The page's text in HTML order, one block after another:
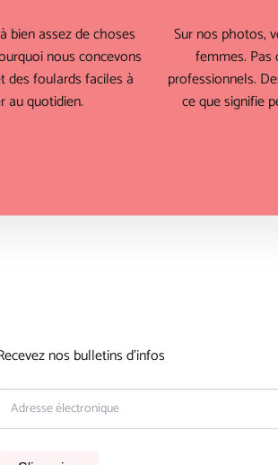
bien assez de choses
nous concevons
des foulards faciles à
au quotidien.
Sur nos photos,
femmes. Pas
professionnels.
ce que signifie
nos bulletins d'infos